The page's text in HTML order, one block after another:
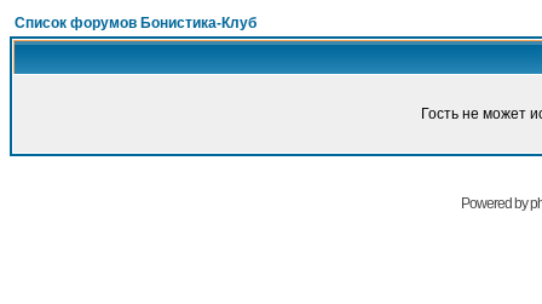
Список форумов Бонистика-Клуб
Гость не может
Powered by